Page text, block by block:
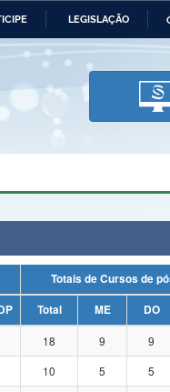
LEGISLAÇÃO
Economia
Humanos
Totais de Cursos de
Total ME DO
18 9 9
10 5 5